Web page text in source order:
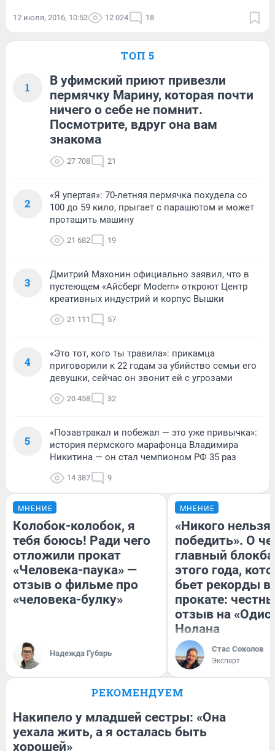
12 июля, 2016, 10:52 12 024 18
ТОП 5
1
В уфимский приют привезли
пермячку Марину, которая почти
ничего о себе не помнит.
Посмотрите, вдруг она вам
знакома
27 708 21
2
«Я упертая»: 70-летняя пермячка похудела со
100 до 59 кило, прыгает с парашютом и может
протащить машину
21 682 19
3
Дмитрий Махонин официально заявил, что в
пустеющем «Айсберг Modern» откроют Центр
креативных индустрий и корпус Вышки
21 111 57
4
«Это тот, кого ты травила»: прикамца
приговорили к 22 годам за убийство семьи его
девушки, сейчас он звонит ей с угрозами
20 458 32
5
«Позавтракал и побежал — это уже привычка»:
история пермского марафонца Владимира
Никитина — он стал чемпионом РФ 35 раз
14 387 9
МНЕНИЕ
Колобок-колобок, я
тебя боюсь! Ради чего
отложили прокат
«Человека-паука» —
отзыв о фильме про
«человека-булку»
Надежда Губарь
МНЕНИЕ
«Никого нельзя
победить». О
главный
этого года,
бьет рекорды в
прокате:
отзыв на
Нолана
Стас Соколов
Эксперт
РЕКОМЕНДУЕМ
Накипело у младшей сестры: «Она
уехала жить, а я осталась быть
хорошей»